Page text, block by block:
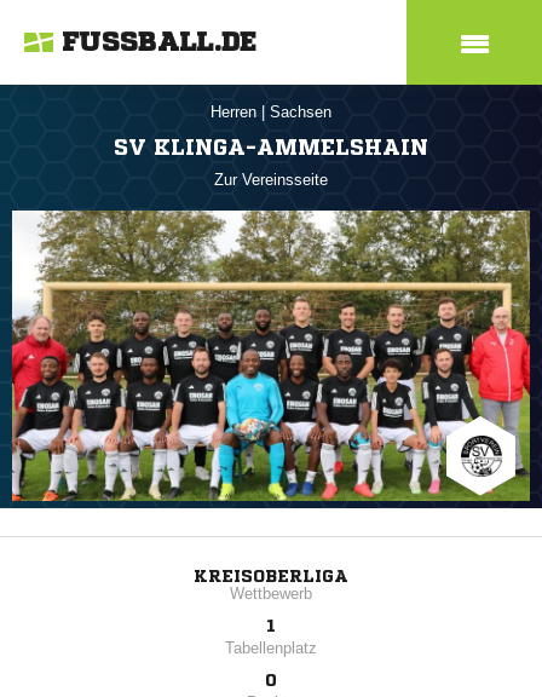
FUSSBALL.DE
Herren Sachsen
SV KLINGA-AMMELSHAIN
Zur Vereinsseite
KREISOBERLIGA
Wettbewerb
1
Tabellenplatz
0